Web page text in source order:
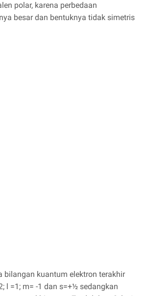
polar, karena perbedaan
besar dan bentuknya tidak simetris
bilangan kuantum elektron terakhir
l =1; m= -1 dan s=+½ sedangkan